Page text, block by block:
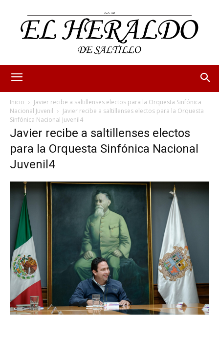
Inicio
Javier recibe a saltillenses electos para la Orquesta Sinfónica
Nacional Juvenil
Javier recibe a saltillenses electos para la Orquesta
Sinfónica Nacional Juvenil4
Javier recibe a saltillenses electos
para la Orquesta Sinfónica Nacional
Juvenil4